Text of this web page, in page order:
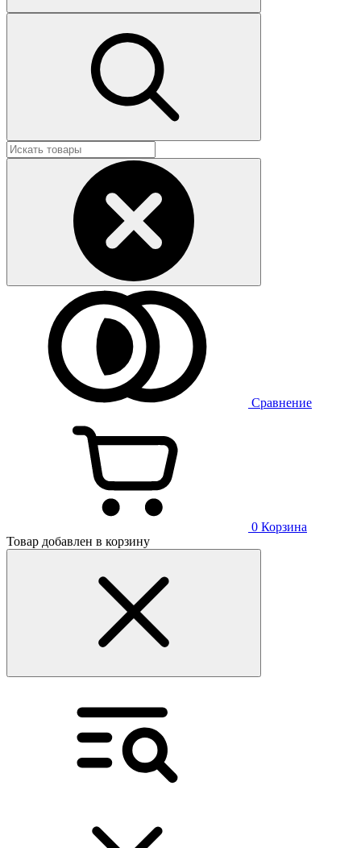
Сравнение
0 Корзина
Товар добавлен в корзину